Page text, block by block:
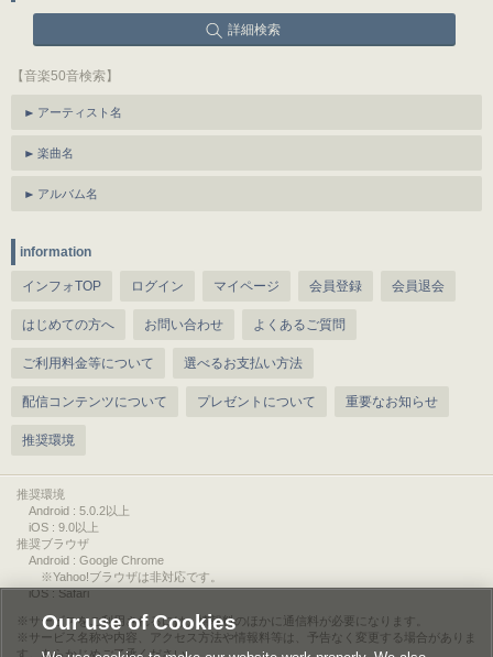
詳細検索
【音楽50音検索】
アーティスト名
楽曲名
アルバム名
information
インフォTOP ログイン マイページ 会員登録 会員退会
はじめての方へ お問い合わせ よくあるご質問
ご利用料金等について 選べるお支払い方法
配信コンテンツについて プレゼントについて 重要なお知らせ
推奨環境
推奨環境
Android : 5.0.2以上
iOS : 9.0以上
推奨ブラウザ
Android : Google Chrome
※Yahoo!ブラウザは非対応です。
iOS : Safari
サービスをご利用されるには、情報料のほかに通信料が必要になります。
サービス名称や内容、アクセス方法や情報料等は、予告なく変更する場合がありま
す。あらかじめご了承ください。
Our use of Cookies